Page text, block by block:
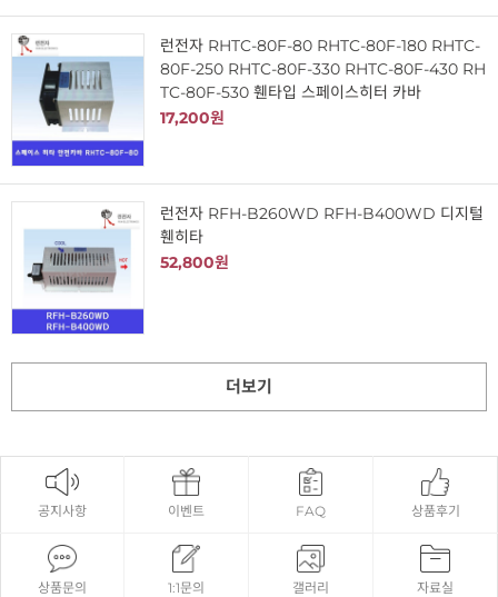
런전자 RHTC-80F-80 RHTC-80F-180 RHTC-
80F-250 RHTC-80F-330 RHTC-80F-430 RH
TC-80F-530 휀타입 스페이스히터 카바
17,200원
런전자 RFH-B260WD RFH-B400WD 디지털
휀히타
52,800원
더보기
공지사항 이벤트 FAQ 상품후기
상품문의 1:1문의 갤러리 자료실